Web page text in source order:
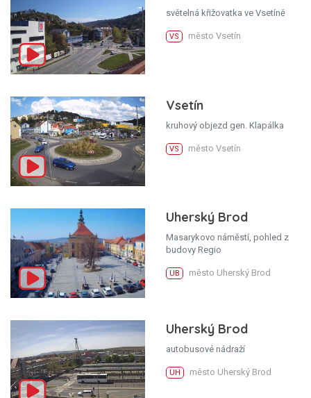
světelná křižovatka ve Vsetíně
VS město Vsetín
Vsetín
kruhový objezd gen. Klapálka
VS město Vsetín
Uherský Brod
Masarykovo náměstí, pohled z
budovy Regio
UB město Uherský Brod
Uherský Brod
autobusové nádraží
UH město Uherský Brod